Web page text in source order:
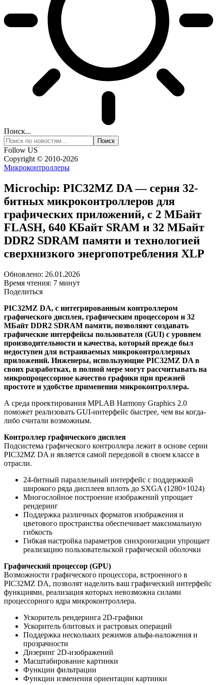
Поиск...
Follow US
Copyright © 2010-2026
Микроконтроллеры
Microchip: PIC32MZ DA — серия 32-
битных микроконтроллеров для
графических приложений, с 2 МБайт
FLASH, 640 КБайт SRAM и 32 МБайт
DDR2 SDRAM памяти и технологией
сверхнизкого энергопотребления XLP
Обновлено: 26.01.2026
Время чтения: 7 минут
Поделиться
PIC32MZ DA, с интегрированным контроллером
графического дисплея, графическим процессором и 32
МБайт DDR2 SDRAM памяти, позволяют создавать
графические интерфейсы пользователя (GUI) с уровнем
производительности и качества, который прежде был
недоступен для встраиваемых микроконтроллерных
приложений. Инженеры, использующие PIC32MZ DA в
своих разработках, в полной мере могут рассчитывать на
микропроцессорное качество графики при прежней
простоте и удобстве применения микроконтроллера.
А среда проектирования MPLAB Harmony Graphics 2.0
поможет реализовать GUI-интерфейс быстрее, чем вы когда-
либо считали возможным.
Контроллер графического дисплея
Подсистема графического контроллера лежит в основе серии
PIC32MZ DA и является самой передовой в своем классе в
отрасли.
24-битный параллельный интерфейс с поддержкой
широкого ряда дисплеев вплоть до SXGA (1280×1024)
Многослойное построение изображений упрощает
рендеринг
Поддержка различных форматов изображения и
цветового пространства обеспечивает максимальную
гибкость
Гибкая настройка параметров синхронизации упрощает
реализацию пользовательской графической оболочки
Графический процессор (GPU)
Возможности графического процессора, встроенного в
PIC32MZ DA, позволят наделить ваш графический интерфейс
функциями, реализация которых невозможна силами
процессорного ядра микроконтроллера.
Ускоритель рендеринга 2D-графики
Ускоритель блитовых и растровых операций
Поддержка нескольких режимов альфа-наложения и
прозрачности
Дизеринг 2D-изображений
Масштабирование картинки
Функции фильтрации
Функции изменения ориентации картинки